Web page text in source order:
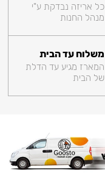
כל אריזה נבדקת ע"י
מנהל החנות
משלוח עד הבית
המארז מגיע עד הדלת
של הבית